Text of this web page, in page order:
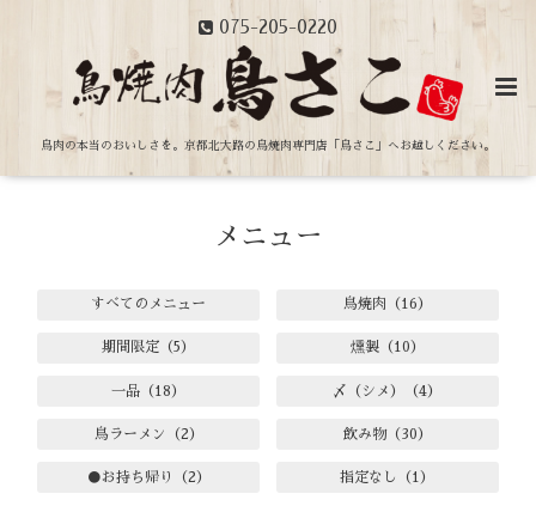
075-205-0220
鳥肉の本当のおいしさを。 京都北大路の鳥焼肉専門店「鳥さこ」へお越しください。
メニュー
すべてのメニュー 鳥焼肉（16）
期間限定（5） 燻製（10）
一品（18） 〆（シメ）（4）
鳥ラーメン（2） 飲み物（30）
●お持ち帰り（2） 指定なし（1）